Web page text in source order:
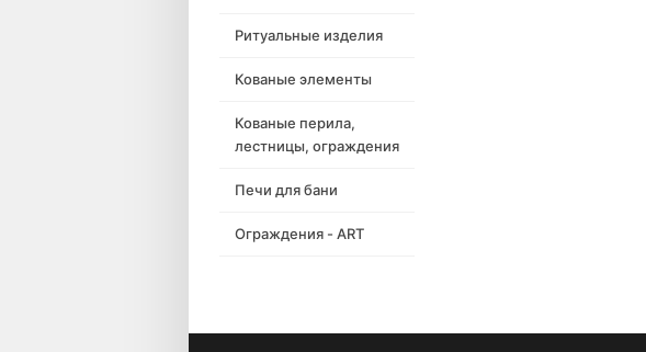
Ритуальные изделия
Кованые элементы
Кованые перила,
лестницы, ограждения
Печи для бани
Ограждения - ART